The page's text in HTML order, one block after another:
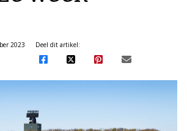
2023
Deel dit artikel: